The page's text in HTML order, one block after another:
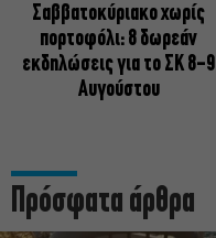
Σαββατοκύριακο χωρίς
πορτοφόλι: 8 δωρεάν
εκδηλώσεις για το ΣΚ 8-9
Αυγούστου
Πρόσφατα άρθρα